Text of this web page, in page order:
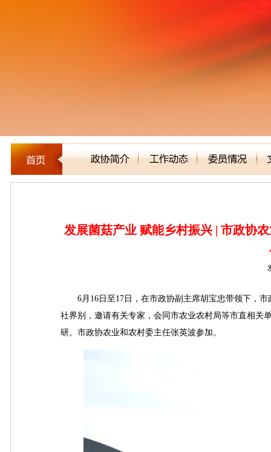
发展菌菇产业 赋能乡村振兴 | 市政协
6月16日至17日，在市政协副主席胡宝忠带领下，市
社界别，邀请有关专家，会同市农业农村局等市直相关
研。市政协农业和农村委主任张英波参加。